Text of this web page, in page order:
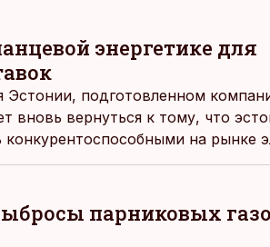
энергетике для
Эстонии, подготовленном
вновь вернуться к тому, что
на рынке
парниковых